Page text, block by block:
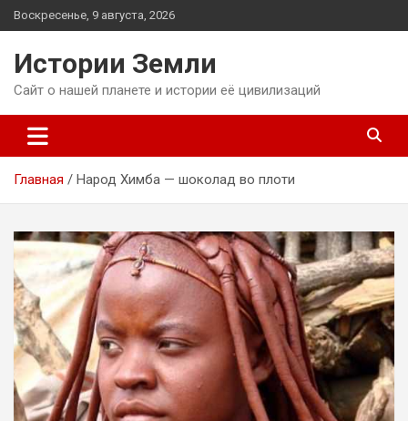
Перейти
к
Воскресенье, 9 августа, 2026
Истории Земли
Сайт о нашей планете и истории её цивилизаций
Главная Народ Химба — шоколад во плоти